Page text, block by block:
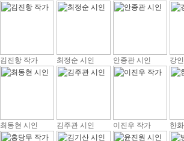
김진항 작가 최정순 시인 안종관 시인 강
최동현 시인 김주관 시인 이진우 작가 한